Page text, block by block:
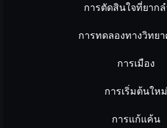
การตัดสินใจที่ยาก
การทดลองทางวิทย
การเมือง
การเริ่มต้นใหม่
การแก้แค้น